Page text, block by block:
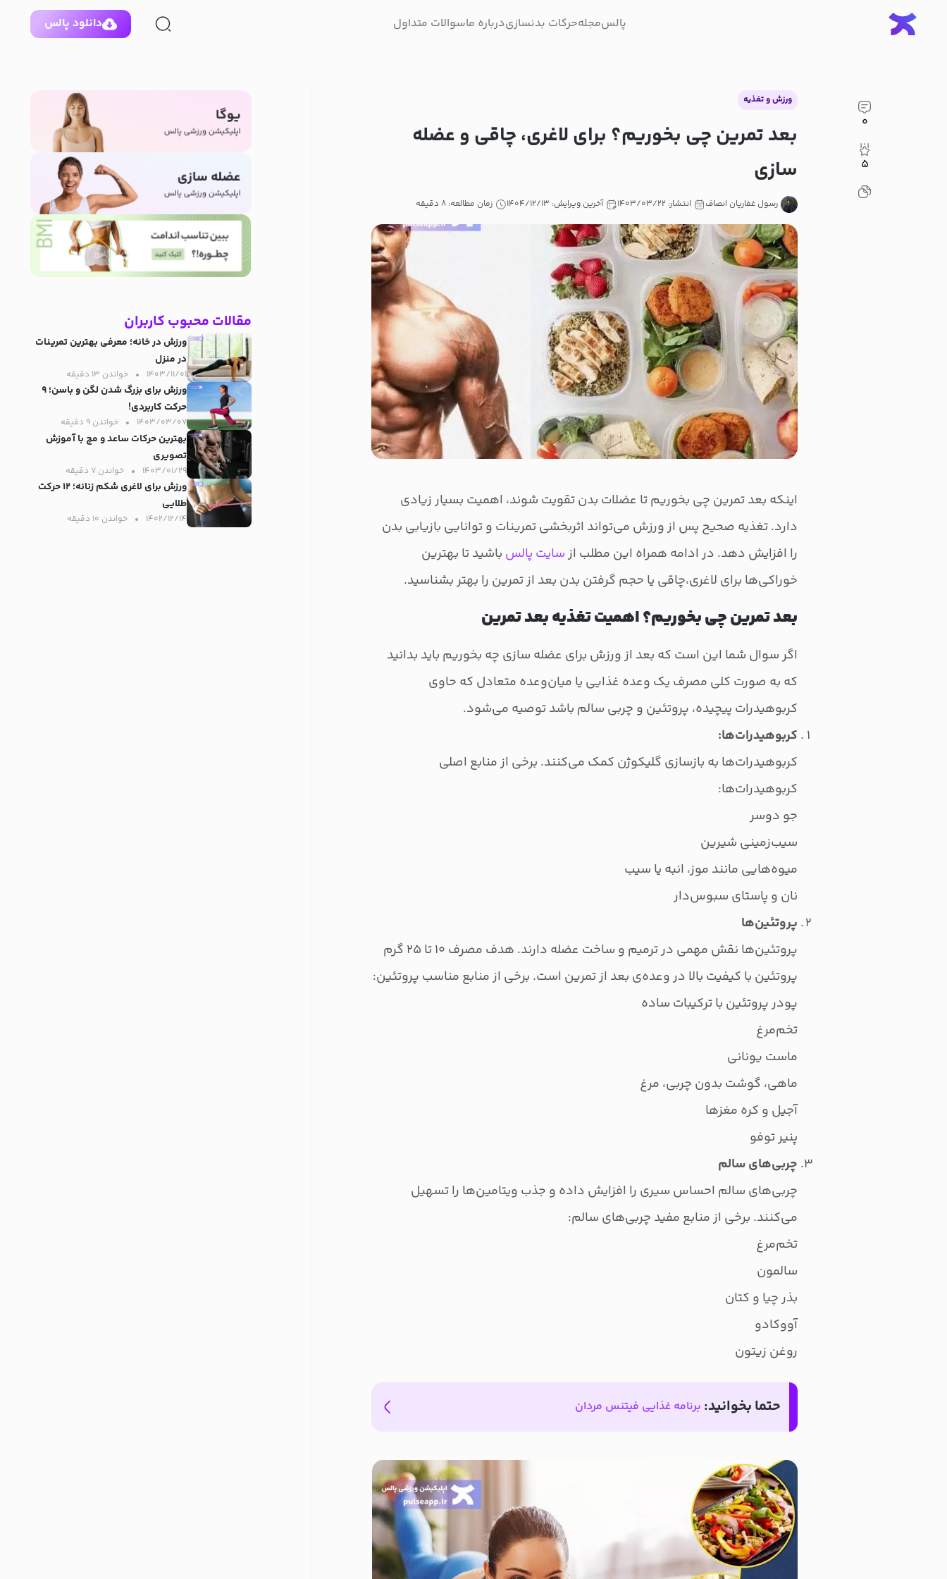
پالسمجلهحرکات بدنسازیدرباره ماسوالات متداول دانلود پالس
۰
۵
ورزش و تغذیه
بعد تمرین چی بخوریم؟ برای لاغری، چاقی و عضله
سازی
رسول غفاریان انصاف انتشار: ۱۴۰۳/۰۳/۲۲ آخرین ویرایش: ۱۴۰۴/۱۲/۱۳ زمان مطالعه: ۸ دقیقه
اینکه بعد تمرین چی بخوریم تا عضلات بدن تقویت شوند، اهمیت بسیار زیادی
دارد. تغذیه صحیح پس از ورزش می‌تواند اثربخشی تمرینات و توانایی بازیابی بدن
را افزایش دهد. در ادامه همراه این مطلب ازسایت پالس باشید تا بهترین
خوراکی‌ها برای لاغری،چاقی یا حجم گرفتن بدن بعد از تمرین را بهتر بشناسید.
بعد تمرین چی بخوریم؟ اهمیت تغذیه بعد تمرین
اگر سوال شما این است که بعد از ورزش برای عضله سازی چه بخوریم باید بدانید
که به صورت کلی مصرف یک وعده غذایی یا میان‌وعده متعادل که حاوی
کربوهیدرات پیچیده، پروتئین و چربی سالم باشد توصیه می‌شود.
کربوهیدرات‌ها:
کربوهیدرات‌ها به بازسازی گلیکوژن کمک می‌کنند. برخی از منابع اصلی
کربوهیدرات‌ها:
جو دوسر
سیب‌زمینی شیرین
میوه‌هایی مانند موز، انبه یا سیب
نان و پاستای سبوس‌دار
پروتئین‌ها
پروتئین‌ها نقش مهمی در ترمیم و ساخت عضله دارند. هدف مصرف ۱۰ تا ۲۵ گرم
پروتئین با کیفیت بالا در وعده‌ی بعد از تمرین است. برخی از منابع مناسب پروتئین:
پودر پروتئین با ترکیبات ساده
تخم‌مرغ
ماست یونانی
ماهی، گوشت بدون چربی، مرغ
آجیل و کره مغزها
پنیر توفو
چربی‌های سالم
چربی‌های سالم احساس سیری را افزایش داده و جذب ویتامین‌ها را تسهیل
می‌کنند. برخی از منابع مفید چربی‌های سالم:
تخم‌مرغ
سالمون
بذر چیا و کتان
آووکادو
روغن زیتون
حتما بخوانید: برنامه غذایی فیتنس مردان
مقالات محبوب کاربران
ورزش در خانه؛ معرفی بهترین تمرینات
در منزل
۱۴۰۳/۱۱/۰۱ خواندن ۱۳ دقیقه‌
ورزش برای بزرگ شدن لگن و باسن؛ ۹
حرکت کاربردی!
۱۴۰۳/۰۳/۰۷ خواندن ۹ دقیقه‌
بهترین حرکات ساعد و مچ با آموزش
تصویری
۱۴۰۳/۰۱/۲۹ خواندن ۷ دقیقه‌
ورزش برای لاغری شکم زنانه؛ ۱۲ حرکت
طلایی
۱۴۰۲/۱۲/۱۴ خواندن ۱۰ دقیقه‌